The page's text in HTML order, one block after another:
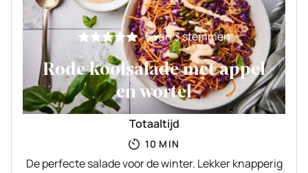
5van3stemmen
Rode koolsalade met appel
en wortel
Totaaltijd
10 MINUTEN
MIN
De perfecte salade voor de winter. Lekker knapperig